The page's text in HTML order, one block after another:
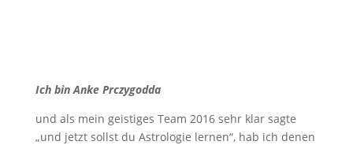
Ich bin Anke Prczygodda
und als mein geistiges Team 2016 sehr klar sagte
„und jetzt sollst du Astrologie lernen“, hab ich denen